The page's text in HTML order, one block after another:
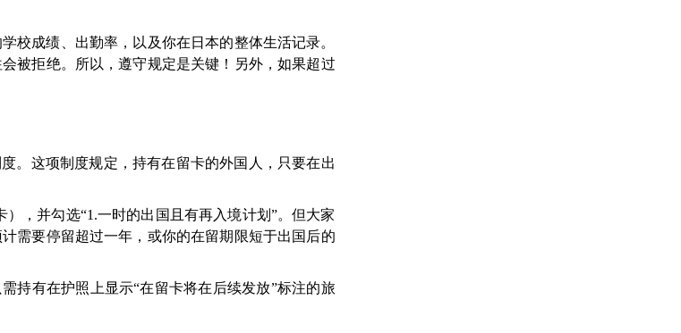
校成绩、出勤率，以及你在日本的整体生活记录。
被拒绝。所以，遵守规定是关键！另外，如果超过
度。这项制度规定，持有在留卡的外国人，只要在出
，并勾选“1.一时的出国且有再入境计划”。但大家
需要停留超过一年，或你的在留期限短于出国后的
持有在护照上显示“在留卡将在后续发放”标注的旅